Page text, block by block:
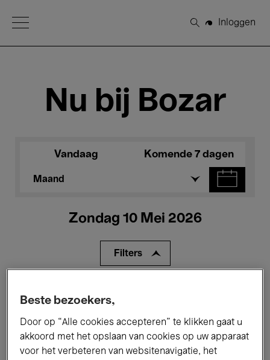
Open Menu
Zoeken
Inloggen
Nu bij Bozar
Vandaag Komende 7 dagen
Maand
Zondag 10 Mei 2026
Filters
Tentoonstellingen Films
Performances Lezingen & Debatten
Beste bezoekers,
Door op “Alle cookies accepteren” te klikken gaat u
akkoord met het opslaan van cookies op uw apparaat
voor het verbeteren van websitenavigatie, het